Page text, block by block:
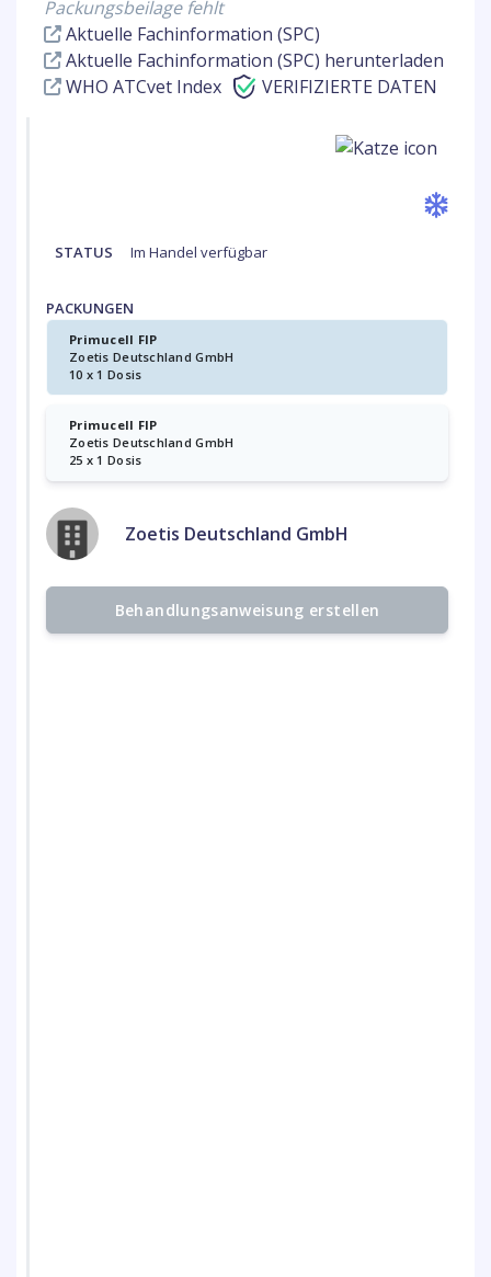
Packungsbeilage fehlt
Aktuelle Fachinformation (SPC)
Aktuelle Fachinformation (SPC) herunterladen
WHO ATCvet Index
VERIFIZIERTE DATEN
STATUS Im Handel verfügbar
PACKUNGEN
Primucell FIP
Zoetis Deutschland GmbH
10 x 1 Dosis
Primucell FIP
Zoetis Deutschland GmbH
25 x 1 Dosis
Zoetis Deutschland GmbH
Behandlungsanweisung erstellen